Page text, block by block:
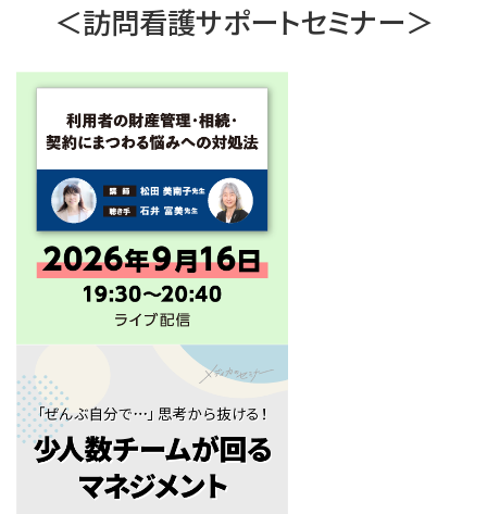
＜訪問看護サポートセミナー＞